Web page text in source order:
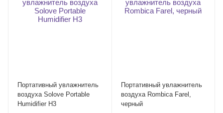
Портативный увлажнитель
воздуха Solove Portable
Humidifier H3
Портативный увлажнитель
воздуха Rombica Farel,
черный